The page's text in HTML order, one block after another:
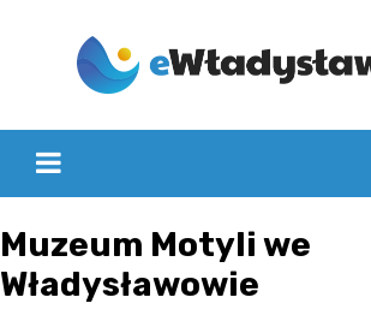
Muzeum Motyli we
Władysławowie